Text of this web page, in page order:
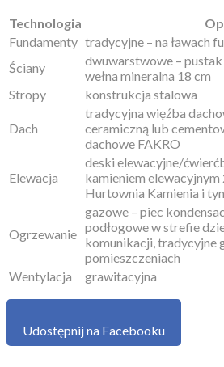
Technologia
Fundamenty tradycyjne – na ławach
Ściany
dwuwarstwowe –
wełna mineralna 18 cm
Stropy
konstrukcja stalowa
Dach
tradycyjna więźba
ceramiczną lub
dachowe FAKRO
Elewacja
deski elewacyjne/
kamieniem
Hurtownia Kamienia i
Ogrzewanie
gazowe – piec
podłogowe w strefie
komunikacji, tradycyjne
pomieszczeniach
Wentylacja
grawitacyjna
Udostępnij na Facebooku